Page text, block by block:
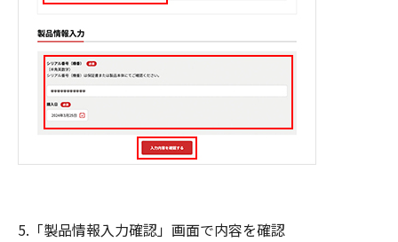
5.「製品情報入力確認」画面で内容を確認